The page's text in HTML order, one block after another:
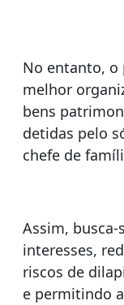
No entanto, o
melhor
bens
detidas pelo
chefe de
Assim, busca-
interesses,
riscos de
e permitindo